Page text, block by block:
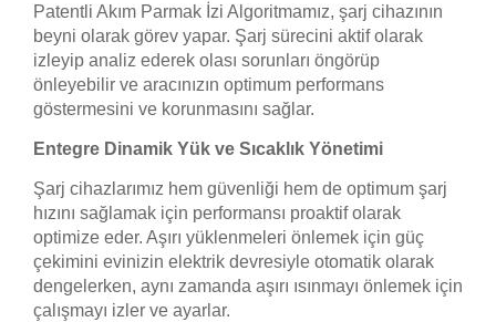
Patentli Akım Parmak İzi Algoritmamız, şarj cihazının
beyni olarak görev yapar. Şarj sürecini aktif olarak
izleyip analiz ederek olası sorunları öngörüp
önleyebilir ve aracınızın optimum performans
göstermesini ve korunmasını sağlar.
Entegre Dinamik Yük ve Sıcaklık Yönetimi
Şarj cihazlarımız hem güvenliği hem de optimum şarj
hızını sağlamak için performansı proaktif olarak
optimize eder. Aşırı yüklenmeleri önlemek için güç
çekimini evinizin elektrik devresiyle otomatik olarak
dengelerken, aynı zamanda aşırı ısınmayı önlemek için
çalışmayı izler ve ayarlar.